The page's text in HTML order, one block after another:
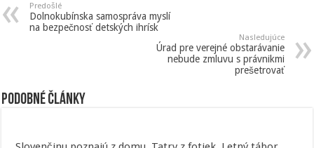
Predošlé
Dolnokubínska samospráva myslí
na bezpečnosť detských ihrísk
Nasledujúce
Úrad pre verejné obstarávanie
nebude zmluvu s právnikmi
prešetrovať
Podobné články